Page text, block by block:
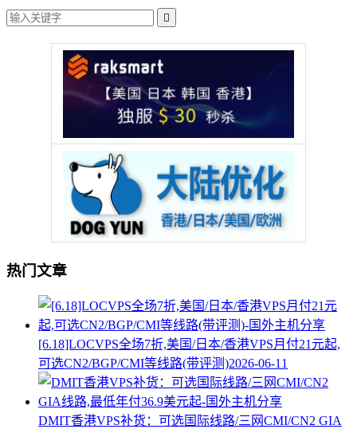

热门文章
[6.18]LOCVPS全场7折,美国/日本/香港VPS月付21元起,
可选CN2/BGP/CMI等线路(带评测)2026-06-11
DMIT香港VPS补货：可选国际线路/三网CMI/CN2 GIA